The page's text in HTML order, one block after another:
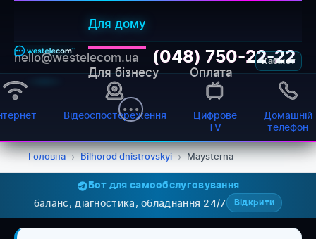
Для дому
Для бізнесу Оплата
Кабінет
hello@westelecom.ua (048) 750-22-22
Відеоспостереження
Цифрове
TV
Домашній
телефон
Головна › Bilhorod dnistrovskyi › Maysterna
Бот для самообслуговування
баланс, діагностика, обладнання 24/7 Відкрити